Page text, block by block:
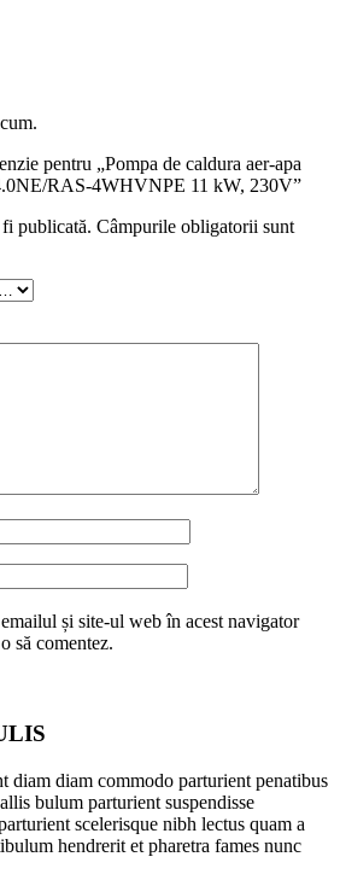
pentru „Pompa de caldura aer-apa
RAS-4WHVNPE 11 kW, 230V”
publicată. Câmpurile obligatorii sunt
și site-ul web în acest navigator
să comentez.
diam diam commodo parturient penatibus
bulum parturient suspendisse
scelerisque nibh lectus quam a
hendrerit et pharetra fames nunc